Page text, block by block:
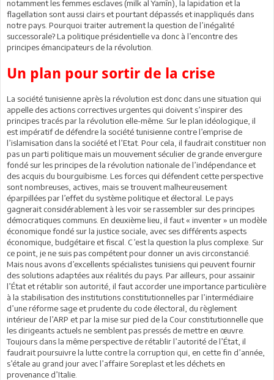
notamment les femmes esclaves (milk al Yamîn), la lapidation et la
flagellation sont aussi clairs et pourtant dépassés et inappliqués dans
notre pays. Pourquoi traiter autrement la question de l’inégalité
successorale? La politique présidentielle va donc à l’encontre des
principes émancipateurs de la révolution.
Un plan pour sortir de la crise
La société tunisienne après la révolution est donc dans une situation qui
appelle des actions correctives urgentes qui doivent s’inspirer des
principes tracés par la révolution elle-même. Sur le plan idéologique, il
est impératif de défendre la société tunisienne contre l’emprise de
l’islamisation dans la société et l’Etat. Pour cela, il faudrait constituer non
pas un parti politique mais un mouvement séculier de grande envergure
fondé sur les principes de la révolution nationale de l’indépendance et
des acquis du bourguibisme. Les forces qui défendent cette perspective
sont nombreuses, actives, mais se trouvent malheureusement
éparpillées par l’effet du système politique et électoral. Le pays
gagnerait considérablement à les voir se rassembler sur des principes
démocratiques communs. En deuxième lieu, il faut « inventer » un modèle
économique fondé sur la justice sociale, avec ses différents aspects
économique, budgétaire et fiscal. C’est la question la plus complexe. Sur
ce point, je ne suis pas compétent pour donner un avis circonstancié.
Mais nous avons d’excellents spécialistes tunisiens qui peuvent fournir
des solutions adaptées aux réalités du pays. Par ailleurs, pour assainir
l’État et rétablir son autorité, il faut accorder une importance particulière
à la stabilisation des institutions constitutionnelles par l’intermédiaire
d’une réforme sage et prudente du code électoral, du règlement
intérieur de l’ARP et par la mise sur pied de la Cour constitutionnelle que
les dirigeants actuels ne semblent pas pressés de mettre en œuvre.
Toujours dans la même perspective de rétablir l’autorité de l’État, il
faudrait poursuivre la lutte contre la corruption qui, en cette fin d’année,
s’étale au grand jour avec l’affaire Soreplast et les déchets en
provenance d’Italie.